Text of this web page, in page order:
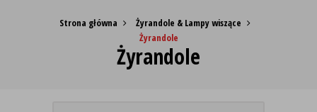
Strona główna
Żyrandole & Lampy wiszące
Żyrandole
Żyrandole